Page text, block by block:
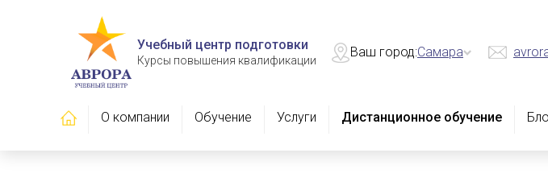
Учебный центр подготовки
Курсы повышения квалификации
Ваш город:Самара
Главная
О компании Обучение Услуги Дистанционное обучение